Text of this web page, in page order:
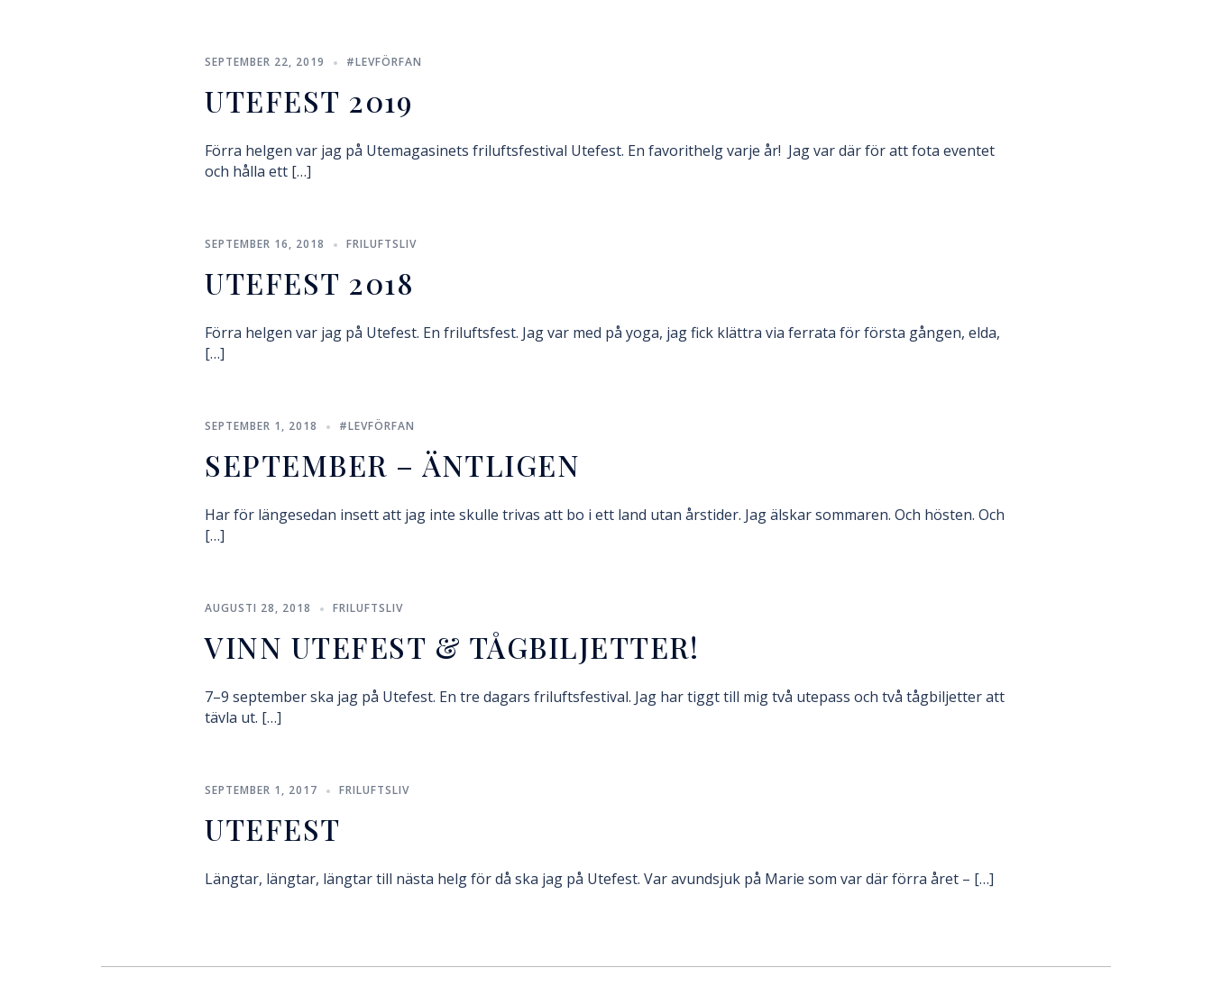
SEPTEMBER 22, 2019 #LEVFÖRFAN
UTEFEST 2019
Förra helgen var jag på Utemagasinets friluftsfestival Utefest. En favorithelg varje år! Jag var där för att fota eventet
och hålla ett […]
SEPTEMBER 16, 2018 FRILUFTSLIV
UTEFEST 2018
Förra helgen var jag på Utefest. En friluftsfest. Jag var med på yoga, jag fick klättra via ferrata för första gången, elda,
[…]
SEPTEMBER 1, 2018 #LEVFÖRFAN
SEPTEMBER – ÄNTLIGEN
Har för längesedan insett att jag inte skulle trivas att bo i ett land utan årstider. Jag älskar sommaren. Och hösten. Och
[…]
AUGUSTI 28, 2018 FRILUFTSLIV
VINN UTEFEST & TÅGBILJETTER!
7–9 september ska jag på Utefest. En tre dagars friluftsfestival. Jag har tiggt till mig två utepass och två tågbiljetter att
tävla ut. […]
SEPTEMBER 1, 2017 FRILUFTSLIV
UTEFEST
Längtar, längtar, längtar till nästa helg för då ska jag på Utefest. Var avundsjuk på Marie som var där förra året – […]